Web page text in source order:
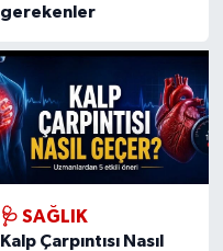
gerekenler
🩺 SAĞLIK
Kalp Çarpıntısı Nasıl